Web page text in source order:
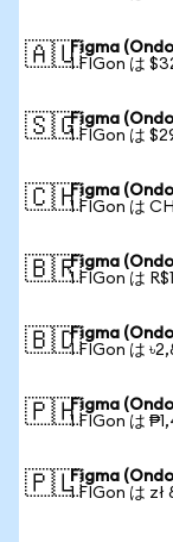
🇦🇺Figma
1 FIGon は
🇸🇬Figma
1 FIGon は
🇨🇭Figma
1 FIGon は
🇧🇷Figma
1 FIGon は
🇧🇩Figma
1 FIGon は
🇵🇭Figma
1 FIGon は
🇵🇱Figma
1 FIGon は zł